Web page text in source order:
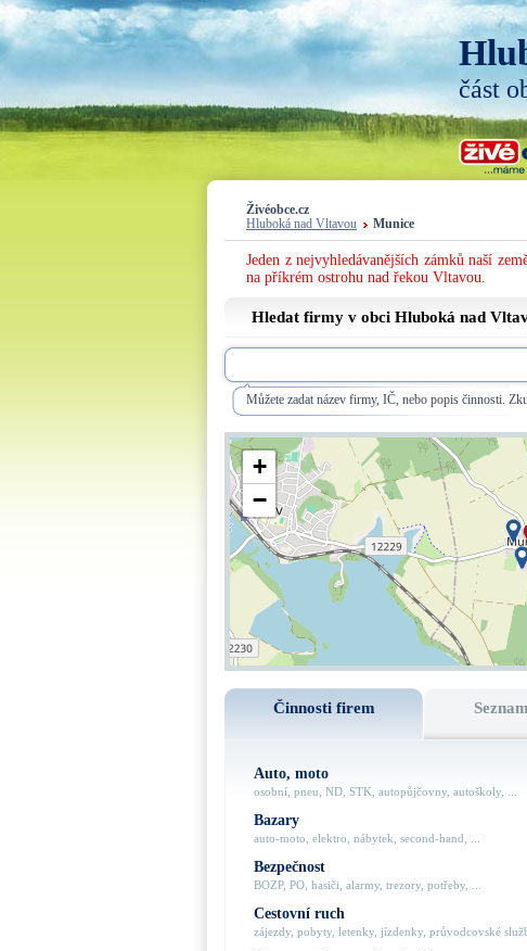
část
Živéobce.cz
Hluboká nad Vltavou
Munice
Jeden z nejvyhledávanějších zámků naší
na příkrém ostrohu nad řekou Vltavou.
Hledat firmy v obci Hluboká nad
Můžete zadat název firmy, IČ, nebo popis činnosti.
+
−
Činnosti firem
Auto, moto
osobní, pneu, ND, STK, autopůjčovny, autoškoly, ...
Bazary
auto-moto, elektro, nábytek, second-hand, ...
Bezpečnost
BOZP, PO, hasiči, alarmy, trezory, potřeby, ...
Cestovní ruch
zájezdy, pobyty, letenky, jízdenky, průvodcovské